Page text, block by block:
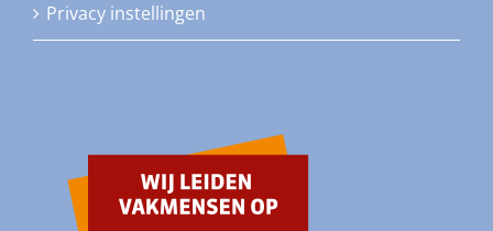
Privacy instellingen